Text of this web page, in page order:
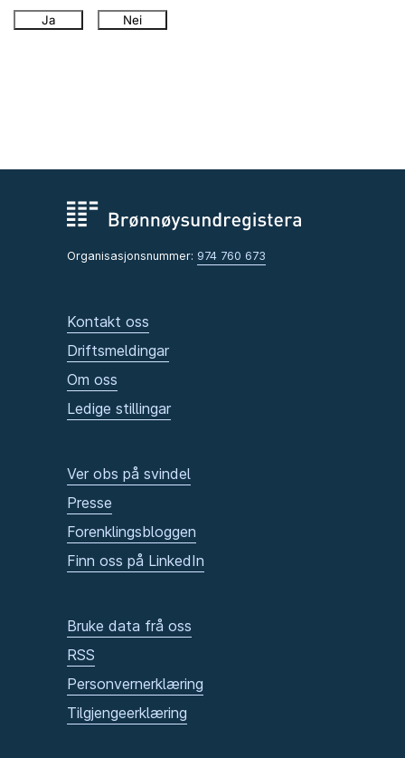
Ja Nei
Organisasjonsnummer: 974 760 673
Kontakt oss
Driftsmeldingar
Om oss
Ledige stillingar
Ver obs på svindel
Presse
Forenklingsbloggen
Finn oss på LinkedIn
Bruke data frå oss
RSS
Personvernerklæring
Tilgjengeerklæring